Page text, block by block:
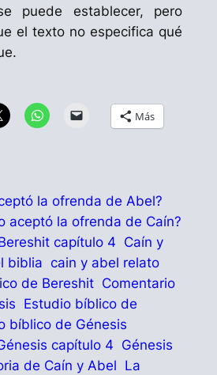
puede establecer, pero
el texto no especifica qué
Más
la ofrenda de Abel?
aceptó la ofrenda de Caín?
capítulo 4 Caín y
biblia cain y abel relato
de Bereshit Comentario
Estudio bíblico de
bíblico de Génesis
capítulo 4
Génesis
de Caín y Abel La